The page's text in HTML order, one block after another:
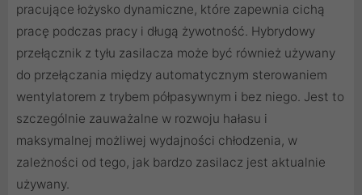
pracujące łożysko dynamiczne, które zapewnia cichą
pracę podczas pracy i długą żywotność. Hybrydowy
przełącznik z tyłu zasilacza może być również używany
do przełączania między automatycznym sterowaniem
wentylatorem z trybem półpasywnym i bez niego. Jest to
szczególnie zauważalne w rozwoju hałasu i
maksymalnej możliwej wydajności chłodzenia, w
zależności od tego, jak bardzo zasilacz jest aktualnie
używany.